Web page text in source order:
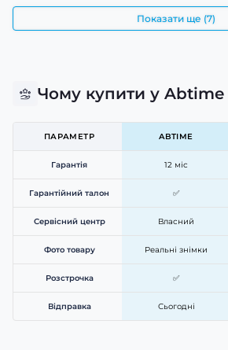
Показати ще (7)
Чому купити у Abtime
ПАРАМЕТР ABTIME
Гарантія 12 міс
Гарантійний талон ✅
Сервісний центр Власний
Фото товару Реальні знімки
Розстрочка ✅
Відправка Сьогодні